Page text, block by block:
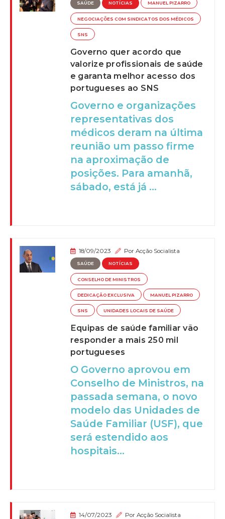
SAÚDE NOTÍCIAS MANUEL PIZARRO
NEGOCIAÇÕES COM SINDICATOS DOS MÉDICOS
SNS
Governo quer acordo que
valorize profissionais de saúde
e garanta melhor acesso dos
portugueses ao SNS
Governo e organizações
representativas dos
médicos deram na última
reunião um passo firme
na aproximação de
posições. Para amanhã,
sábado, está já ...
18/09/2023 PorAcção Socialista
SAÚDE NOTÍCIAS
CONSELHO DE MINISTROS
DEDICAÇÃO EXCLUSIVA MANUEL PIZARRO
SNS UNIDADES LOCAIS DE SAÚDE
Equipas de saúde familiar vão
responder a mais 250 mil
portugueses
O Governo aprovou em
Conselho de Ministros, na
passada semana, o novo
modelo das Unidades de
Saúde Familiar (USF), que
será estendido aos
hospitais...
14/07/2023 PorAcção Socialista